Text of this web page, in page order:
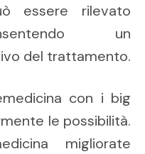
essere rilevato
un
del trattamento.
con i big
le possibilità.
migliorate